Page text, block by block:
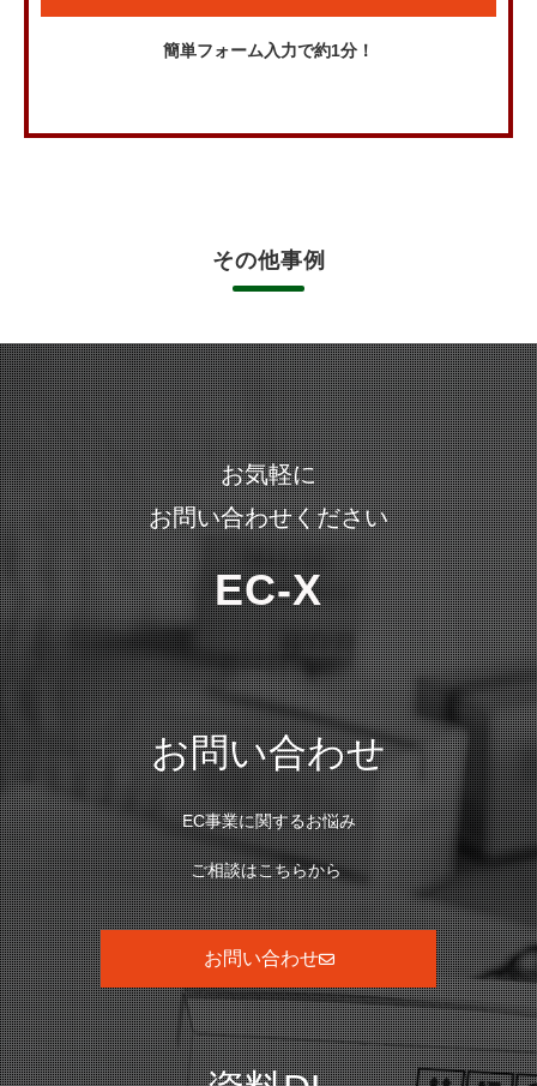
簡単フォーム入力で約1分！
その他事例
お気軽に
お問い合わせください
EC-X
お問い合わせ
EC事業に関するお悩み
ご相談はこちらから
お問い合わせ